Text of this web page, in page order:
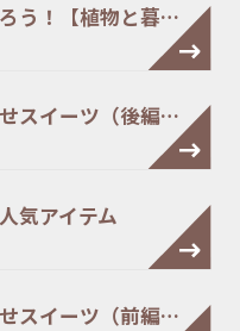
う！【植物と暮…
スイーツ（後編…
気アイテム
スイーツ（前編…